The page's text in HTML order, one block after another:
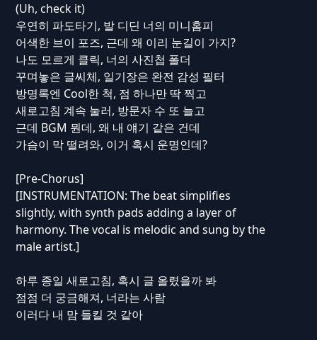
(Uh, check it)
우연히 파도타기, 발 디딘 너의 미니홈피
어색한 브이 포즈, 근데 왜 이리 눈길이 가지?
나도 모르게 클릭, 너의 사진첩 폴더
꾸며놓은 글씨체, 일기장은 완전 감성 필터
방명록엔 Cool한 척, 점 하나만 딱 찍고
새로고침 계속 눌러, 방문자 수 또 늘고
근데 BGM 뭔데, 왜 내 얘기 같은 건데
가슴이 막 떨려와, 이거 혹시 운명인데?
[Pre-Chorus]
[INSTRUMENTATION: The beat simplifies
slightly, with synth pads adding a layer of
harmony. The vocal is melodic and sung by the
male artist.]
하루 종일 새로고침, 혹시 글 올렸을까 봐
점점 더 궁금해져, 너라는 사람
이러다 내 맘 들킬 것 같아